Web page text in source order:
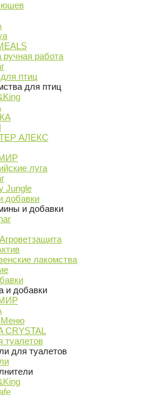
работа
птиц
для птиц
АЛЕКС
луга
Jungle
добавки
и добавки
лакомства
и добавки
Меню
CRYSTAL
туалетов
для туалетов